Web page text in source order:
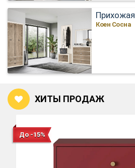
Прихожая
Коен Сосна
ХИТЫ ПРОДАЖ
До -15%